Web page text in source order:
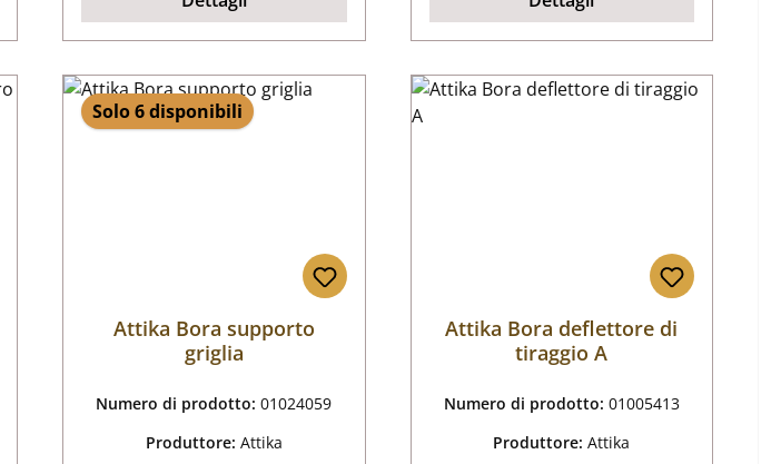
Solo 6 disponibili
Attika Bora supporto
griglia
Numero di prodotto:01024059
Produttore: Attika
Attika Bora deflettore di
tiraggio A
Numero di prodotto: 01005413
Produttore:Attika